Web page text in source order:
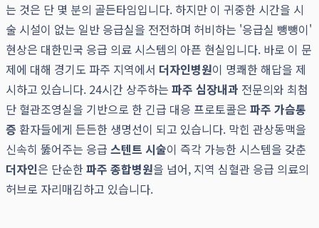
는 것은 단 몇 분의 골든타임입니다. 하지만 이 귀중한 시간을 시
술 시설이 없는 일반 응급실을 전전하며 허비하는 '응급실 뺑뺑이'
현상은 대한민국 응급 의료 시스템의 아픈 현실입니다. 바로 이 문
제에 대해 경기도 파주 지역에서 더자인병원이 명쾌한 해답을 제
시하고 있습니다. 24시간 상주하는 파주 심장내과 전문의와 최첨
단 혈관조영실을 기반으로 한 긴급 대응 프로토콜은 파주 가슴통
증 환자들에게 든든한 생명선이 되고 있습니다. 막힌 관상동맥을
신속히 뚫어주는 응급 스텐트 시술이 즉각 가능한 시스템을 갖춘
더자인은 단순한파주 종합병원을 넘어, 지역 심혈관 응급 의료의
허브로 자리매김하고 있습니다.